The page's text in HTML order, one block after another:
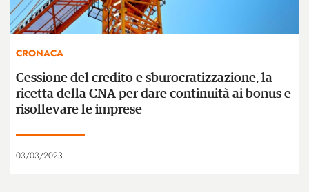
CRONACA
Cessione del credito e sburocratizzazione, la
ricetta della CNA per dare continuità ai bonus e
risollevare le imprese
03/03/2023